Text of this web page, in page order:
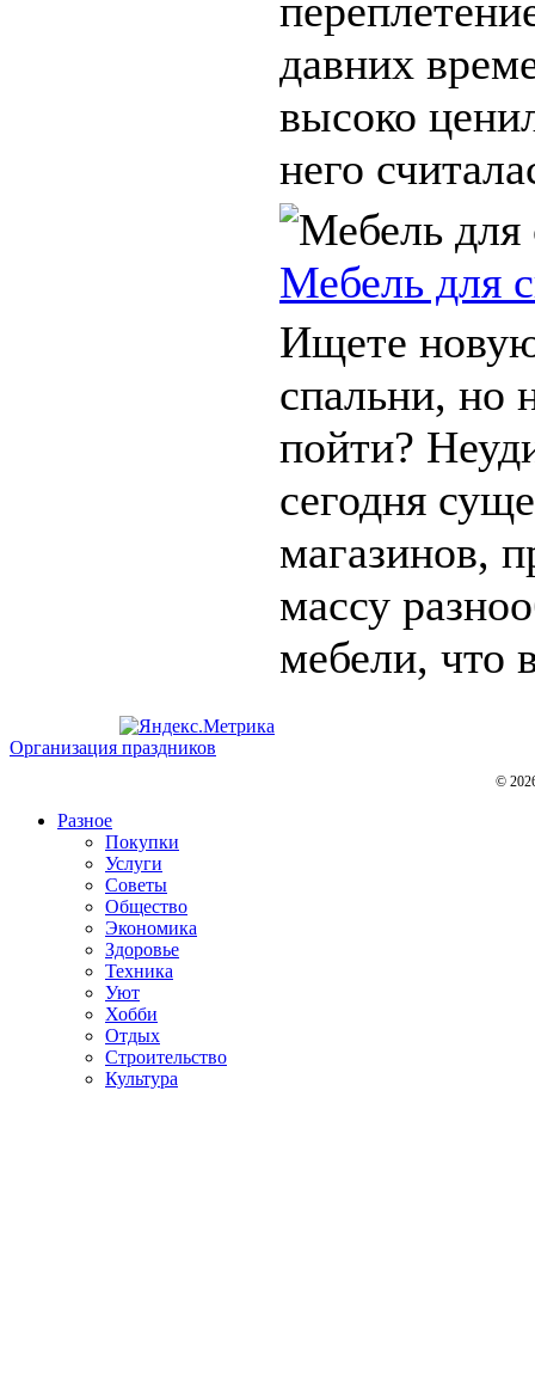
давних
высоко
него
Мебель для
Ищете
спальни, но
пойти?
сегодня
магазинов,
массу
мебели, что
Организация праздников
©
Разное
Покупки
Услуги
Советы
Общество
Экономика
Здоровье
Техника
Уют
Хобби
Отдых
Строительство
Культура